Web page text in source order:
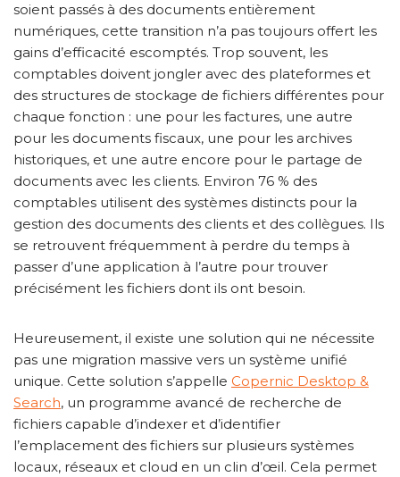
soient passés à des documents entièrement
numériques, cette transition n’a pas toujours offert les
gains d’efficacité escomptés. Trop souvent, les
comptables doivent jongler avec des plateformes et
des structures de stockage de fichiers différentes pour
chaque fonction : une pour les factures, une autre
pour les documents fiscaux, une pour les archives
historiques, et une autre encore pour le partage de
documents avec les clients. Environ 76 % des
comptables utilisent des systèmes distincts pour la
gestion des documents des clients et des collègues. Ils
se retrouvent fréquemment à perdre du temps à
passer d’une application à l’autre pour trouver
précisément les fichiers dont ils ont besoin.
Heureusement, il existe une solution qui ne nécessite
pas une migration massive vers un système unifié
unique. Cette solution s’appelle Copernic Desktop &
Search, un programme avancé de recherche de
fichiers capable d’indexer et d’identifier
l’emplacement des fichiers sur plusieurs systèmes
locaux, réseaux et cloud en un clin d’œil. Cela permet